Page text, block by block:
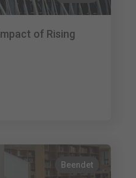
of Rising
Beendet